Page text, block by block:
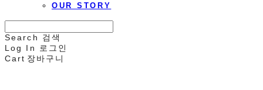
OUR STORY
Search
검색
Log In
로그인
Cart 장바구니